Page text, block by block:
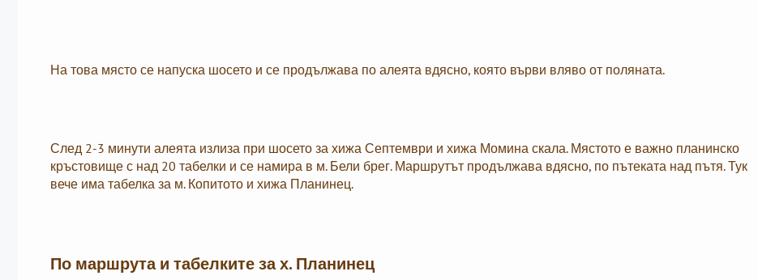
На това място се напуска шосето и се продължава по алеята вдясно, която върви вляво от поляната.
След 2-3 минути алеята излиза при шосето за хижа Септември и хижа Момина скала. Мястото е важно планинско
кръстовище с над 20 табелки и се намира в м. Бели брег. Маршрутът продължава вдясно, по пътеката над пътя. Тук
вече има табелка за м. Копитото и хижа Планинец.
По маршрута и табелките за х. Планинец